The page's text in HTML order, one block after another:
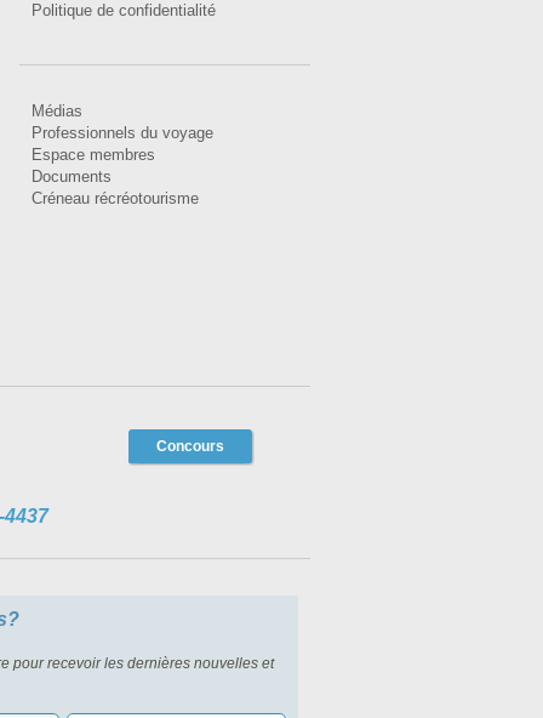
Politique de confidentialité
Médias
Professionnels du voyage
Espace membres
Documents
Créneau récréotourisme
Concours
4437
pour recevoir les dernières nouvelles et